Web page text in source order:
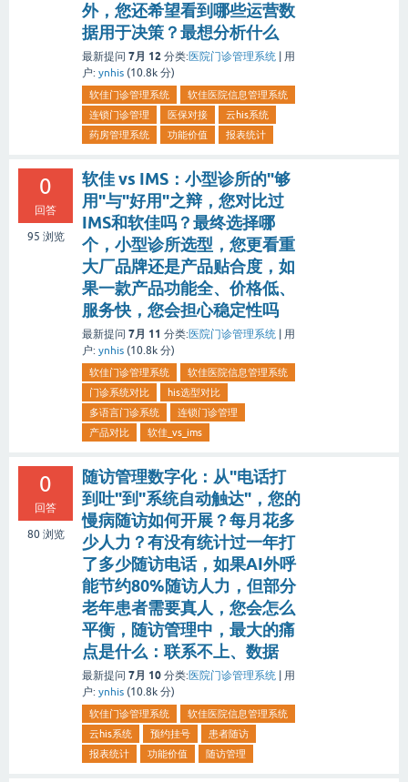
外，您还希望看到哪些运营数
据用于决策？最想分析什么
最新提问 7月 12 分类:医院门诊管理系统
用
户: ynhis (10.8k 分)
软佳门诊管理系统
软佳医院信息管理系统
连锁门诊管理
医保对接
云his系统
药房管理系统
功能价值 报表统计
0
回答
95 浏览
软佳 vs IMS：小型诊所的"够
用"与"好用"之辩，您对比过
IMS和软佳吗？最终选择哪
个，小型诊所选型，您更看重
大厂品牌还是产品贴合度，如
果一款产品功能全、价格低、
服务快，您会担心稳定性吗
最新提问 7月 11 分类:医院门诊管理系统
用
户: ynhis (10.8k 分)
软佳门诊管理系统
软佳医院信息管理系统
门诊系统对比
his选型对比
多语言门诊系统
连锁门诊管理
产品对比
软佳_vs_ims
0
回答
80浏览
随访管理数字化：从"电话打
到吐"到"系统自动触达"，您的
慢病随访如何开展？每月花多
少人力？有没有统计过一年打
了多少随访电话，如果AI外呼
能节约80%随访人力，但部分
老年患者需要真人，您会怎么
平衡，随访管理中，最大的痛
点是什么：联系不上、数据
最新提问 7月 10 分类:医院门诊管理系统
用
户: ynhis (10.8k 分)
软佳门诊管理系统
软佳医院信息管理系统
云his系统
预约挂号
患者随访
报表统计
功能价值 随访管理